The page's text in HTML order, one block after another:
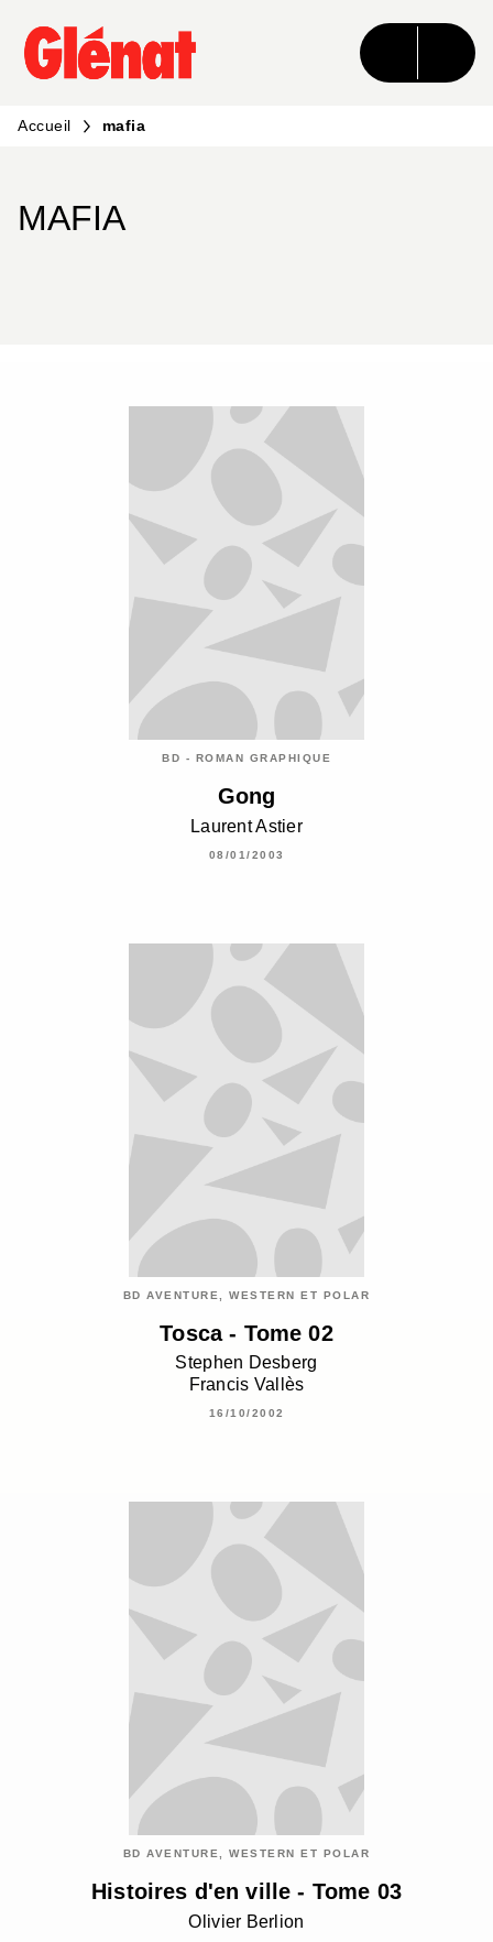
MENU RECHERCHE CONTENU
PIED DE PAGE
Accueil mafia
MAFIA
BD - ROMAN GRAPHIQUE
Gong
Laurent Astier
08/01/2003
BD AVENTURE, WESTERN ET POLAR
Tosca - Tome 02
Stephen Desberg
Francis Vallès
16/10/2002
BD AVENTURE, WESTERN ET POLAR
Histoires d'en ville - Tome 03
Olivier Berlion